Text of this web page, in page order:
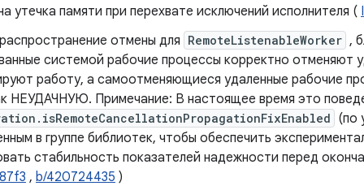
​​утечка памяти при перехвате исключений исполнителя (
отмены для RemoteListenableWorker ,
системой рабочие процессы корректно отменяют
работу, а самоотменяющиеся удаленные рабочие
НЕУДАЧНУЮ. Примечание: В настоящее время это
(по
в группе библиотек, чтобы обеспечить
стабильность показателей надежности перед
, b/420724435 )